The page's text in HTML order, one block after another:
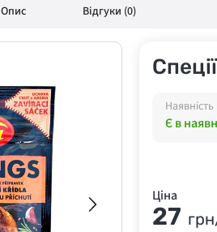
Опис Відгуки (0)
Наявність
Є в
Ціна
27